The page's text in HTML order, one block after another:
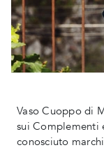
Vaso Cuoppo di
sui Complementi
conosciuto